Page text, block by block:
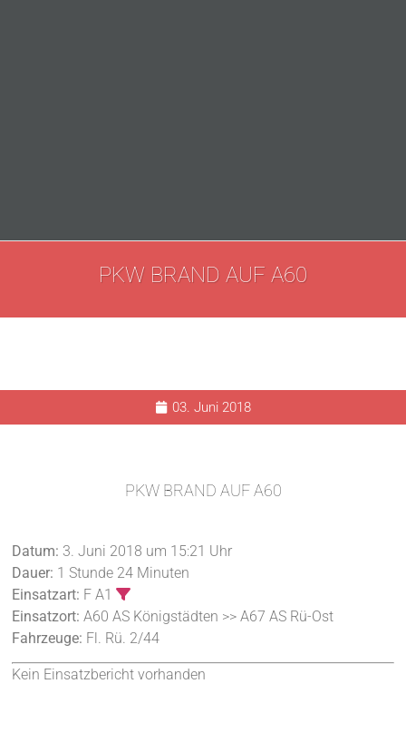
PKW BRAND AUF A60
03. Juni 2018
PKW BRAND AUF A60
Datum: 3. Juni 2018 um 15:21 Uhr
Dauer: 1 Stunde 24 Minuten
Einsatzart: F A1
Einsatzort: A60 AS Königstädten >> A67 AS Rü-Ost
Fahrzeuge: Fl. Rü. 2/44
Kein Einsatzbericht vorhanden